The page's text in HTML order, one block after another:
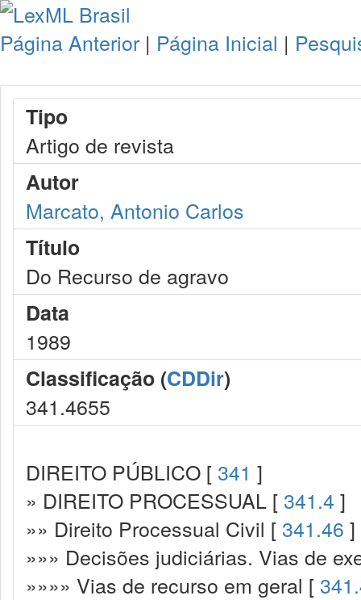
Página Anterior | Página Inicial |
Tipo
Artigo de revista
Autor
Marcato, Antonio Carlos
Título
Do Recurso de agravo
Data
1989
Classificação (CDDir)
341.4655
DIREITO PÚBLICO [ 341 ]
» DIREITO PROCESSUAL [ 341.4 ]
»» Direito Processual Civil [ 341.46 ]
»»» Decisões judiciárias. Vias de
»»»» Vias de recurso em geral [